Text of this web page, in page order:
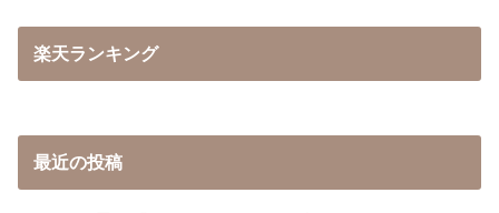
楽天ランキング
最近の投稿